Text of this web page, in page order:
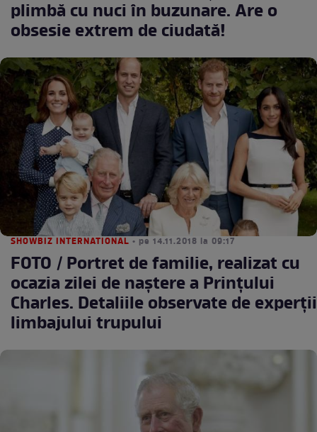
plimbă cu nuci în buzunare. Are o
obsesie extrem de ciudată!
SHOWBIZ INTERNATIONAL • pe 14.11.2018 la 09:17
FOTO / Portret de familie, realizat cu
ocazia zilei de naștere a Prințului
Charles. Detaliile observate de experții
limbajului trupului